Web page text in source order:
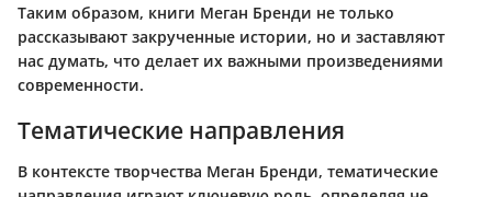
Таким образом, книги Меган Бренди не только
рассказывают закрученные истории, но и заставляют
нас думать, что делает их важными произведениями
современности.
Тематические направления
В контексте творчества Меган Бренди, тематические